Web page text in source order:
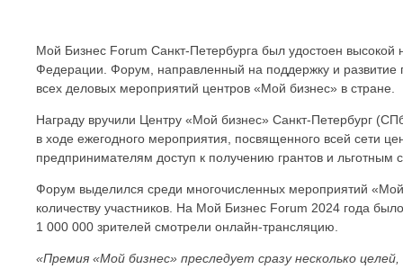
Мой Бизнес Forum Санкт-Петербурга был удостоен высокой
Федерации. Форум, направленный на поддержку и
всех деловых мероприятий центров «Мой бизнес» в стране.
Награду вручили Центру «Мой бизнес» Санкт-Петербург
в ходе ежегодного мероприятия, посвященного всей сети
предпринимателям доступ к получению грантов и
Форум выделился среди многочисленных мероприятий
количеству участников. На Мой Бизнес Forum 2024 года
1 000 000 зрителей смотрели онлайн-трансляцию.
«Премия «Мой бизнес» преследует сразу несколько